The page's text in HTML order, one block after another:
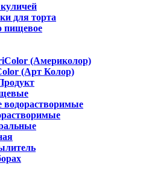
для торта
пищевое
(Америколор)
(Арт Колор)
водорастворимые